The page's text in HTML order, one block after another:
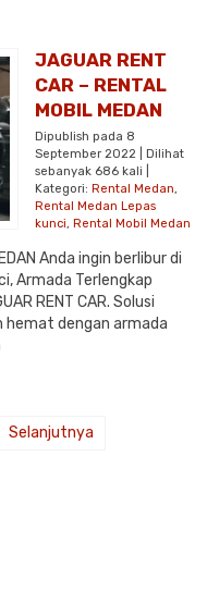
JAGUAR RENT
CAR – RENTAL
MOBIL MEDAN
Dipublish pada 8
September 2022 | Dilihat
sebanyak 686 kali |
Kategori: Rental Medan,
Rental Medan Lepas
kunci, Rental Mobil Medan
Anda ingin berlibur di
Armada Terlengkap
RENT CAR. Solusi
hemat dengan armada
Selanjutnya